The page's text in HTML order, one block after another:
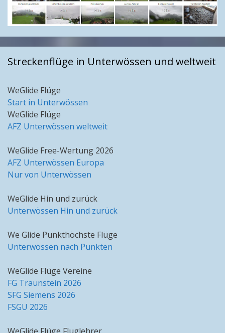
Streckenflüge in Unterwössen und weltweit
WeGlide Flüge
Start in Unterwössen
WeGlide Flüge
AFZ Unterwössen weltweit
WeGlide Free-Wertung 2026
AFZ Unterwössen Europa
Nur von Unterwössen
WeGlide Hin und zurück
Unterwössen Hin und zurück
We Glide Punkthöchste Flüge
Unterwössen nach Punkten
WeGlide Flüge Vereine
FG Traunstein 2026
SFG Siemens 2026
FSGU 2026